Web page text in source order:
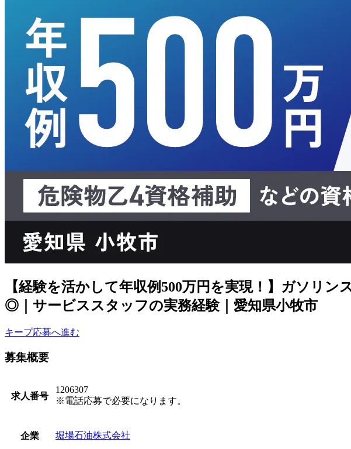
【経験を活かして年収例500万円を実現！】ガソリ
◎｜サービススタッフの実務経験｜愛知県小牧市
キープ応募へ進む
募集概要
求人番号
1206307
※電話応募で必要になります。
企業 堀場石油株式会社